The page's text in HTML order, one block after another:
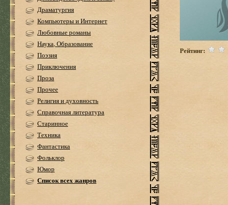
Драматургия
Компьютеры и Интернет
Любовные романы
Наука, Образование
Поэзия
Приключения
Проза
Прочее
Религия и духовность
Справочная литература
Старинное
Техника
Фантастика
Фольклор
Юмор
Список всех жанров
Рейтинг: